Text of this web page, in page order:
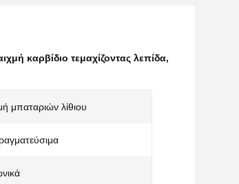
καρβίδιο τεμαχίζοντας λεπίδα,
μπαταριών λίθιου